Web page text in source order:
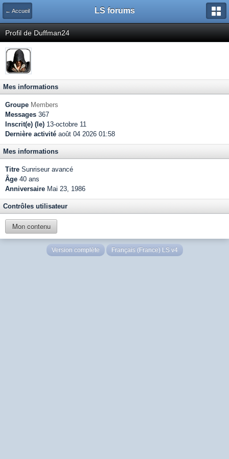
← Accueil LS forums
Profil de Duffman24
Mes informations
Groupe Members
Messages 367
Inscrit(e) (le) 13-octobre 11
Dernière activité août 04 2026 01:58
Mes informations
Titre Sunriseur avancé
Âge 40 ans
Anniversaire Mai 23, 1986
Contrôles utilisateur
Mon contenu
Version complète Français (France) LS v4